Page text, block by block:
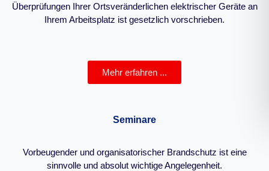
Überprüfungen Ihrer Ortsveränderlichen elektrischer Geräte an
Ihrem Arbeitsplatz ist gesetzlich vorschrieben.
Mehr erfahren ...
Seminare
Vorbeugender und organisatorischer Brandschutz ist eine
sinnvolle und absolut wichtige Angelegenheit.